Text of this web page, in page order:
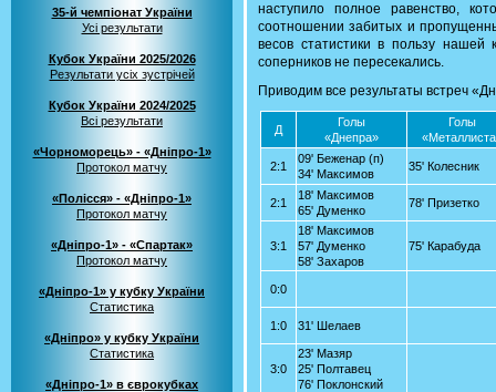
35-й чемпіонат України
Усі результати
Кубок України 2025/2026
Результати усіх зустрічей
Кубок України 2024/2025
Всі результати
«Чорноморець» - «Дніпро-1»
Протокол матчу
«Полісся» - «Дніпро-1»
Протокол матчу
«Дніпро-1» - «Спартак»
Протокол матчу
«Дніпро-1» у кубку України
Статистика
«Дніпро» у кубку України
Статистика
«Дніпро-1» в єврокубках
наступило полное равенство,
соотношении забитых и
весов статистики в пользу
соперников не пересекались.
Приводим все результаты встреч
Д
Голы
«Днепра»
Голы
2:1
09' Беженар (п)
34' Максимов
35' Колесник
2:1
18' Максимов
65' Думенко
78' Призетко
3:1
18' Максимов
57' Думенко
58' Захаров
75' Карабуда
0:0
1:0 31' Шелаев
3:0
23' Мазяр
25' Полтавец
76' Поклонский